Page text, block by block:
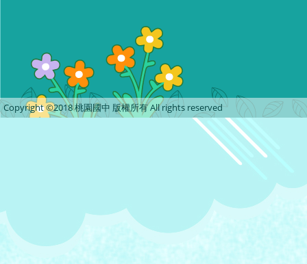
Copyright ©2018 桃園國中 版權所有 All rights reserved